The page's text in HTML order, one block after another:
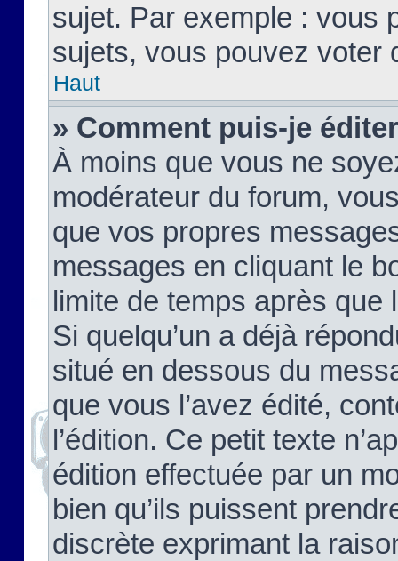
sujet. Par exemple : vous
sujets, vous pouvez voter
Haut
» Comment puis-je
À moins que vous ne
modérateur du forum,
que vos propres
messages en cliquant le
limite de temps après que
Si quelqu’un a déjà
situé en dessous du
que vous l’avez édité,
l’édition. Ce petit texte
édition effectuée par un
bien qu’ils puissent
discrète exprimant la